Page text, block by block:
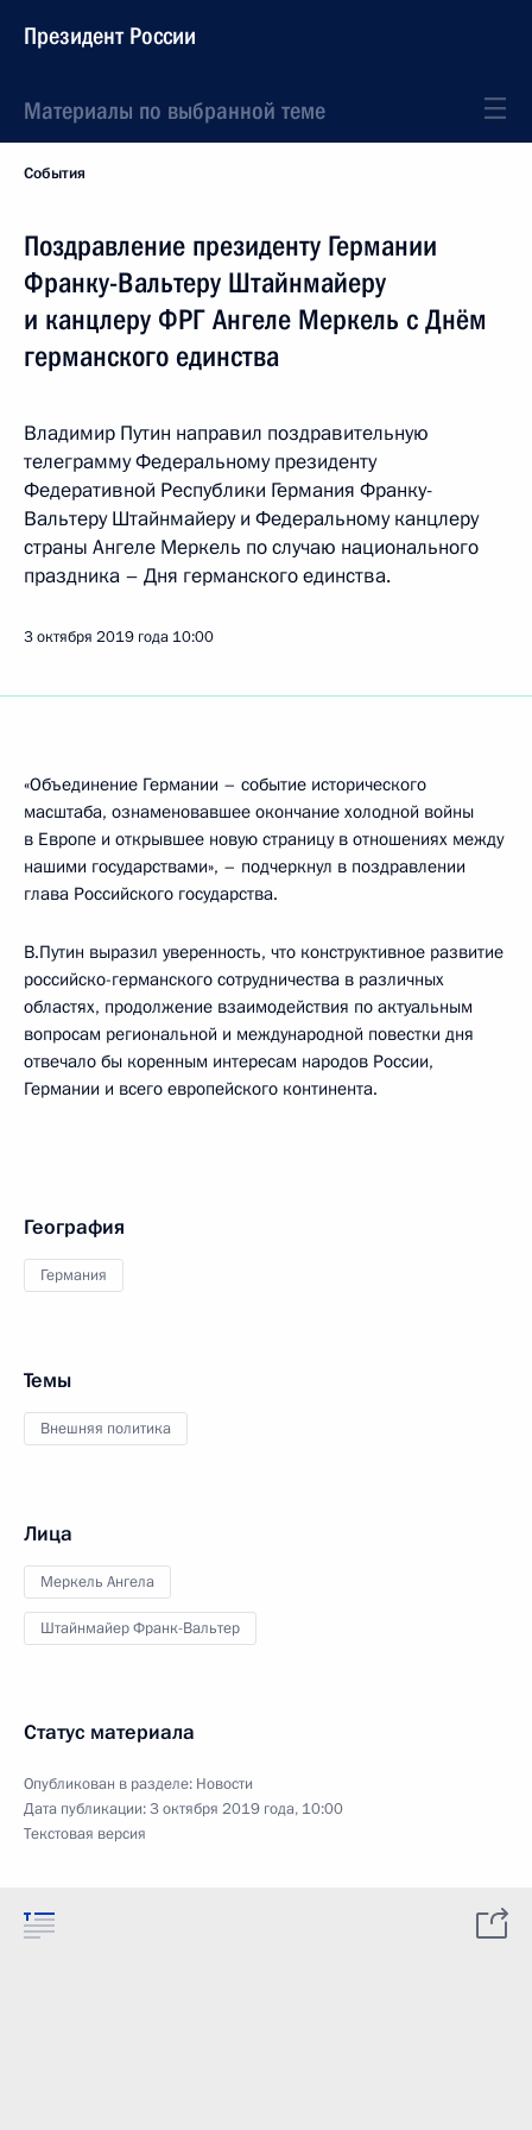
Президент России
Материалы по выбранной теме
События
Поздравление президенту Германии
Франку-Вальтеру Штайнмайеру
и канцлеру ФРГ Ангеле Меркель с Днём
германского единства
Владимир Путин направил поздравительную
телеграмму Федеральному президенту
Федеративной Республики Германия Франку-
Вальтеру Штайнмайеру и Федеральному канцлеру
страны Ангеле Меркель по случаю национального
праздника – Дня германского единства.
3 октября 2019 года 10:00
«Объединение Германии – событие исторического
масштаба, ознаменовавшее окончание холодной войны
в Европе и открывшее новую страницу в отношениях между
нашими государствами», – подчеркнул в поздравлении
глава Российского государства.
В.Путин выразил уверенность, что конструктивное развитие
российско-германского сотрудничества в различных
областях, продолжение взаимодействия по актуальным
вопросам региональной и международной повестки дня
отвечало бы коренным интересам народов России,
Германии и всего европейского континента.
География
Германия
Темы
Внешняя политика
Лица
Меркель Ангела
Штайнмайер Франк-Вальтер
Статус материала
Опубликован в разделе: Новости
Дата публикации:3 октября 2019 года, 10:00
Текстовая версия